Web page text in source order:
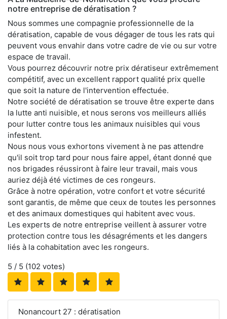
notre entreprise de dératisation ?
Nous sommes une compagnie professionnelle de la
dératisation, capable de vous dégager de tous les rats qui
peuvent vous envahir dans votre cadre de vie ou sur votre
espace de travail.
Vous pourrez découvrir notre prix dératiseur extrêmement
compétitif, avec un excellent rapport qualité prix quelle
que soit la nature de l'intervention effectuée.
Notre société de dératisation se trouve être experte dans
la lutte anti nuisible, et nous serons vos meilleurs alliés
pour lutter contre tous les animaux nuisibles qui vous
infestent.
Nous nous vous exhortons vivement à ne pas attendre
qu'il soit trop tard pour nous faire appel, étant donné que
nos brigades réussiront à faire leur travail, mais vous
auriez déjà été victimes de ces rongeurs.
Grâce à notre opération, votre confort et votre sécurité
sont garantis, de même que ceux de toutes les personnes
et des animaux domestiques qui habitent avec vous.
Les experts de notre entreprise veillent à assurer votre
protection contre tous les désagréments et les dangers
liés à la cohabitation avec les rongeurs.
5 / 5 (102 votes)
Nonancourt 27 : dératisation